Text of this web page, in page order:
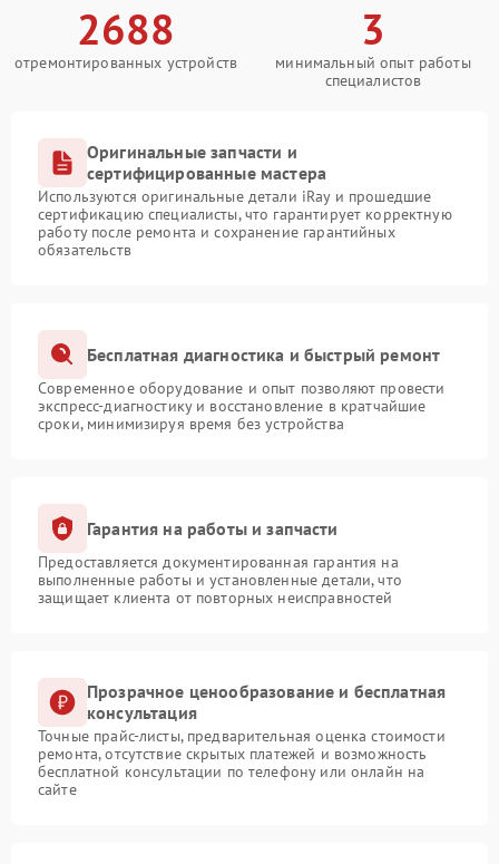
2688
отремонтированных устройств
3
минимальный опыт работы
специалистов
Оригинальные запчасти и
сертифицированные мастера
Используются оригинальные детали iRay и прошедшие
сертификацию специалисты, что гарантирует корректную
работу после ремонта и сохранение гарантийных
обязательств
Бесплатная диагностика и быстрый ремонт
Современное оборудование и опыт позволяют провести
экспресс-диагностику и восстановление в кратчайшие
сроки, минимизируя время без устройства
Гарантия на работы и запчасти
Предоставляется документированная гарантия на
выполненные работы и установленные детали, что
защищает клиента от повторных неисправностей
Прозрачное ценообразование и бесплатная
консультация
Точные прайс-листы, предварительная оценка стоимости
ремонта, отсутствие скрытых платежей и возможность
бесплатной консультации по телефону или онлайн на
сайте